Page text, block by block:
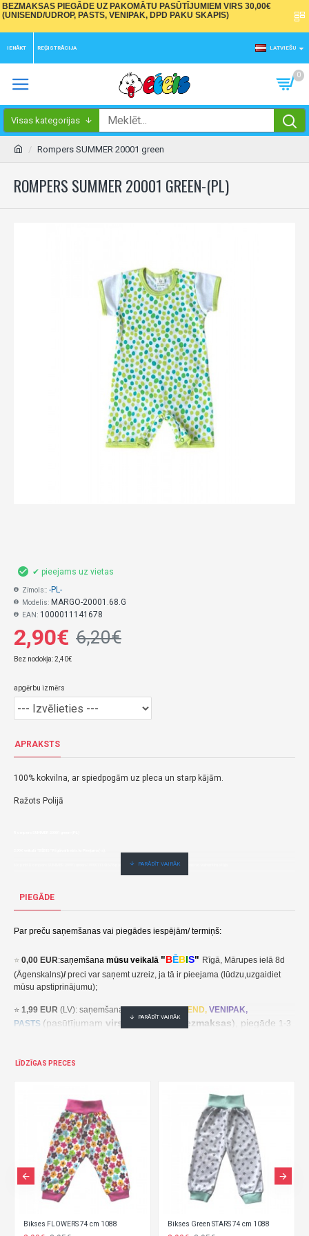
BEZMAKSAS PIEGĀDE UZ PAKOMĀTU PASŪTĪJUMIEM VIRS 30,00€
(UNISEND/UDROP, PASTS, VENIPAK, DPD PAKU SKAPIS)
IENĀKT REĢISTRĀCIJA LATVIEŠU
0
Visas kategorijas
Rompers SUMMER 20001 green
ROMPERS SUMMER 20001 GREEN-(PL)
2,90€ 6,20€
Bez nodokļa: 2,40€
✔ pieejams uz vietas
Zīmols:: -PL-
Modelis: MARGO-20001.68.G
EAN: 1000011141678
apgērbu izmērs
APRAKSTS
100% kokvilna, ar spiedpogām uz pleca un starp kājām.
Ražots Polijā
Nopirkt Rompers SUMMER 20001 green-1000011141678-par zemu cenu,ātri,ērti,bez gaidīšanas.Cenas no vairumtirgotāja.
PIEGĀDE
Par preču saņemšanas vai piegādes iespējām/ termiņš:
⭐ 0,00 EUR:saņemšana mūsu veikalā "BĒBIS" Rīgā, Mārupes ielā 8d
(Āgenskalns)/preci var saņemt uzreiz, ja tā ir pieejama (lūdzu,uzgaidiet
mūsu apstiprinājumu);
⭐ 1,99 EUR (LV): saņemšana pakomātā SEND, VENIPAK,
PASTS (pasūtījumam virs 30,00 EUR- bezmaksas), piegāde 1-3
⭐2,49 EUR(LT, EE): saņemšana pakomātā
2,49 EUR kättesaamine pakiautomaadis UNISEND, Udrop,
kohaletoimetamine 2-5 tööpäeva jooksul;
LT: 2,49 EUR gavimas siuntų automate UNISEND, Udrop, LPExpress,
pristatymas per 2–5 darbo dienas;
⭐ 3,50 EUR(LV): saņemšanaDPD Paku Skapis (pasūtījumamvirs
30,00 EUR- bezmaksas), piegāde 1-3 darba dienu laikā;
- cena ir atkarīga no preču svara un izmēriem. Pēc
pasūtījuma saņemšanas mēs aprēķināsim un paziņosim kurjera piegādes
LĪDZĪGAS PRECES
Bikses FLOWERS 74 cm 1088 Bikses Green STARS 74 cm 1088